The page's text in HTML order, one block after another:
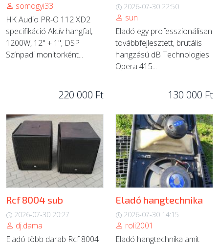
somogyi33
HK Audio PR-O 112 XD2
specifikáció Aktív hangfal,
1200W, 12" + 1", DSP
Színpadi monitorként...
220 000 Ft
2026-07-30 22:50
sun
Eladó egy professzionálisan
továbbfejlesztett, brutális
hangzású dB Technologies
Opera 415...
130 000 Ft
Rcf 8004 sub
2026-07-30 20:27
dj.dama
Eladó több darab Rcf 8004
Eladó hangtechnika
2026-07-30 14:15
roli2001
Eladó hangtechnika amit